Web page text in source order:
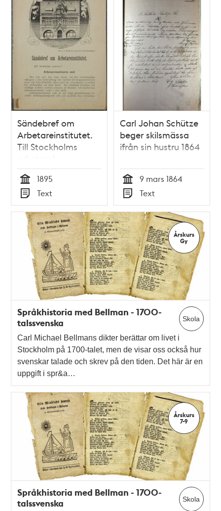
Sändebref om
Arbetareinstitutet.
Till Stockholms
arbetare!
Tid
1895
Typ
Text
Carl Johan Schütze
beger skilsmässa
ifrån sin hustru 1864
Tid
9 mars 1864
Typ
Text
Årskurs
Gy
Skola
Språkhistoria med Bellman - 1700-
talssvenska
Carl Michael Bellmans dikter berättar om livet i
Stockholm på 1700-talet, men de visar oss också hur
svenskar talade och skrev på den tiden. Det här är en
uppgift i spr&a…
Årskurs
7-9
Skola
Språkhistoria med Bellman - 1700-
talssvenska